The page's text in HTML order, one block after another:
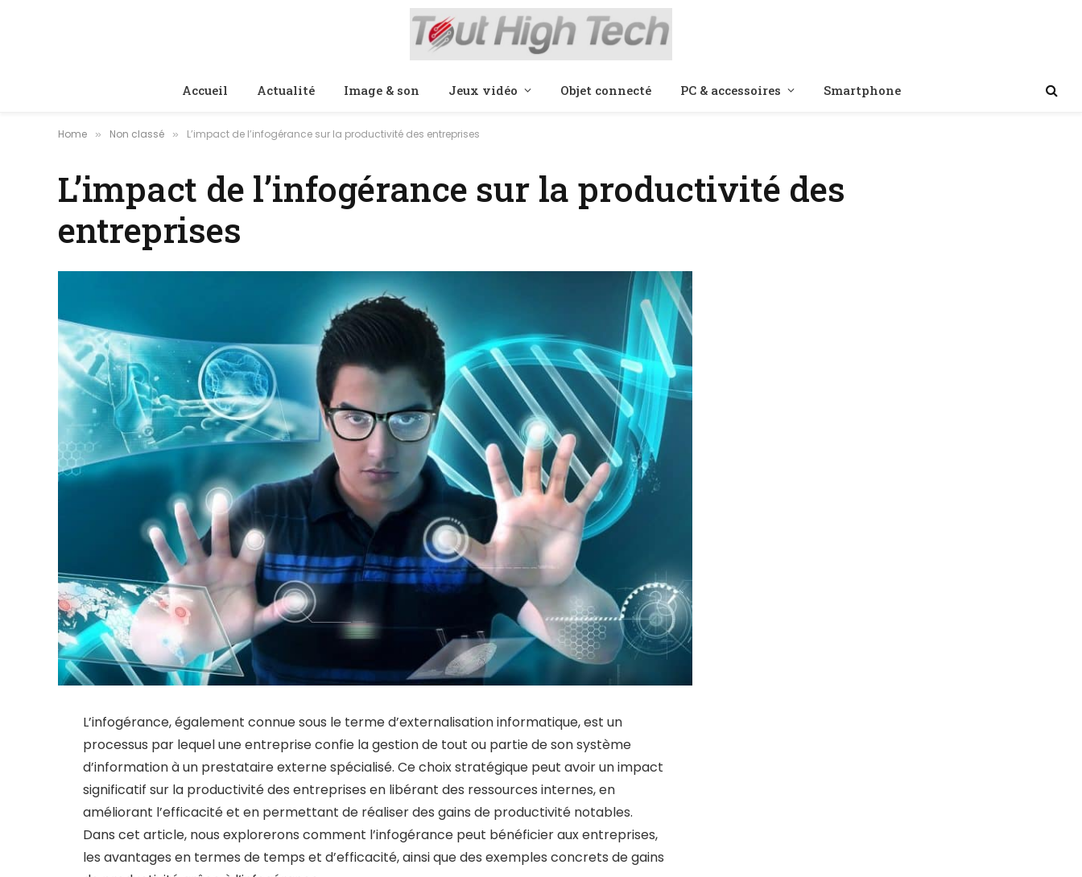
Accueil Actualité Image & son Jeux vidéo Objet connecté PC & accessoires Smartphone
Home » Non classé » L’impact de l’infogérance sur la productivité des entreprises
L’impact de l’infogérance sur la productivité des
entreprises
L’infogérance, également connue sous le terme d’externalisation informatique, est un
processus par lequel une entreprise confie la gestion de tout ou partie de son système
d’information à un prestataire externe spécialisé. Ce choix stratégique peut avoir un impact
significatif sur la productivité des entreprises en libérant des ressources internes, en
améliorant l’efficacité et en permettant de réaliser des gains de productivité notables.
Dans cet article, nous explorerons comment l’infogérance peut bénéficier aux entreprises,
les avantages en termes de temps et d’efficacité, ainsi que des exemples concrets de gains